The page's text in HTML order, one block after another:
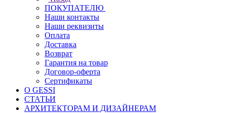
ПОКУПАТЕЛЮ
Наши контакты
Наши реквизиты
Оплата
Доставка
Возврат
Гарантия на товар
Договор-оферта
Сертификаты
О GESSI
СТАТЬИ
АРХИТЕКТОРАМ И ДИЗАЙНЕРАМ